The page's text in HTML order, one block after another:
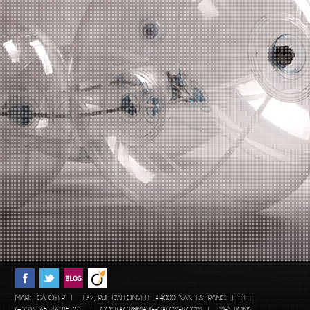
MARIE GALOYER | 137, RUE D'ALLONVILLE 44000 NANTES FRANCE | TÉL. :